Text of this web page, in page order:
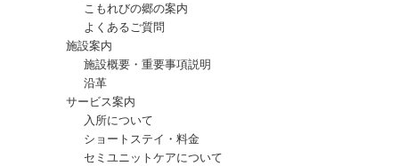
こもれびの郷の案内
よくあるご質問
施設案内
施設概要・重要事項説明
沿革
サービス案内
入所について
ショートステイ・料金
セミユニットケアについて